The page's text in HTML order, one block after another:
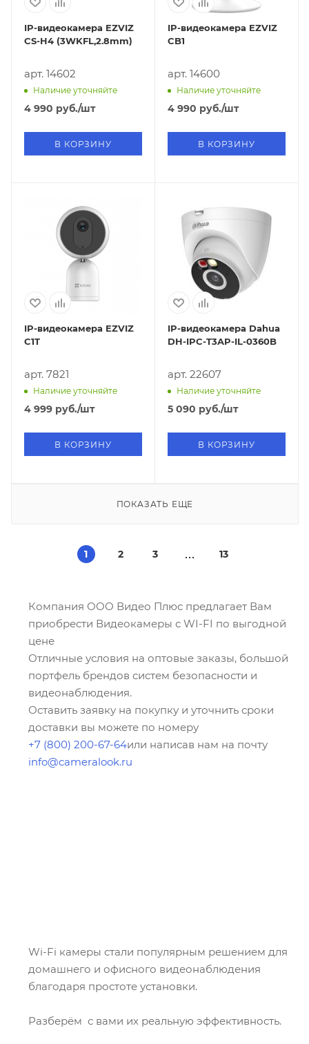
IP-видеокамера EZVIZ
CS-H4 (3WKFL,2.8mm)
арт. 14602
Наличие уточняйте
4 990 руб./шт
В КОРЗИНУ
IP-видеокамера EZVIZ
CB1
арт. 14600
Наличие уточняйте
4 990 руб./шт
В КОРЗИНУ
IP-видеокамера EZVIZ
C1T
арт. 7821
Наличие уточняйте
4 999 руб./шт
В КОРЗИНУ
IP-видеокамера Dahua
DH-IPC-T3AP-IL-0360B
арт. 22607
Наличие уточняйте
5 090 руб./шт
В КОРЗИНУ
ПОКАЗАТЬ ЕЩЕ
1 2 3 13
Компания ООО Видео Плюс предлагает Вам
приобрести Видеокамеры с WI-FI по выгодной
цене
Отличные условия на оптовые заказы, большой
портфель брендов систем безопасности и
видеонаблюдения.
Оставить заявку на покупку и уточнить сроки
доставки вы можете по номеру
+7 (800) 200-67-64или написав нам на почту
info@cameralook.ru
Wi-Fi камеры стали популярным решением для
домашнего и офисного видеонаблюдения
благодаря простоте установки.
Разберём с вами их реальную эффективность.